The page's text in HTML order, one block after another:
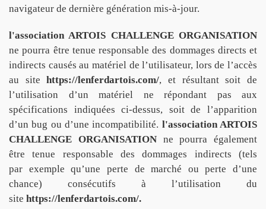
navigateur de dernière génération mis-à-jour.
l'association ARTOIS CHALLENGE ORGANISATION
ne pourra être tenue responsable des dommages directs et
indirects causés au matériel de l’utilisateur, lors de l’accès
au sitehttps://lenferdartois.com/, et résultant soit de
l’utilisation d’un matériel ne répondant pas aux
spécifications indiquées ci-dessus, soit de l’apparition
d’un bug ou d’une incompatibilité. l'association ARTOIS
CHALLENGE ORGANISATIONne pourra également
être tenue responsable des dommages indirects (tels
par exemple qu’une perte de marché ou perte d’une
chance) consécutifs à l’utilisation du
site https://lenferdartois.com/.